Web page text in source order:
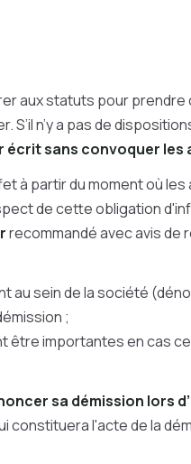
aux statuts pour prendre
n’y a pas de
sans convoquer les
à partir du moment où
de cette obligation
recommandé avec avis de
au sein de la société
;
être importantes en cas
sa démission lors d’
constituera l'acte de la